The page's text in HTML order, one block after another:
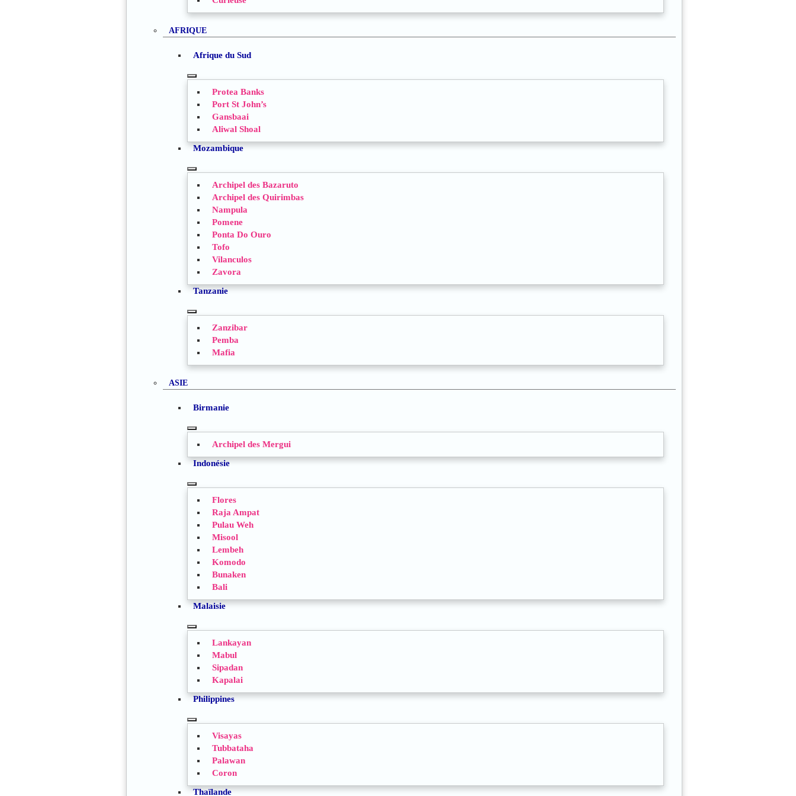
AFRIQUE
Afrique du Sud
TOGGLE
SUBMENU
Protea Banks
Port St John’s
Gansbaai
Aliwal Shoal
Mozambique
TOGGLE
SUBMENU
Archipel des Bazaruto
Archipel des Quirimbas
Nampula
Pomene
Ponta Do Ouro
Tofo
Vilanculos
Zavora
Tanzanie
TOGGLE
SUBMENU
Zanzibar
Pemba
Mafia
ASIE
Birmanie
TOGGLE
SUBMENU
Archipel des Mergui
Indonésie
TOGGLE
SUBMENU
Flores
Raja Ampat
Pulau Weh
Misool
Lembeh
Komodo
Bunaken
Bali
Malaisie
TOGGLE
SUBMENU
Lankayan
Mabul
Sipadan
Kapalai
Philippines
TOGGLE
SUBMENU
Visayas
Tubbataha
Palawan
Coron
Thaïlande